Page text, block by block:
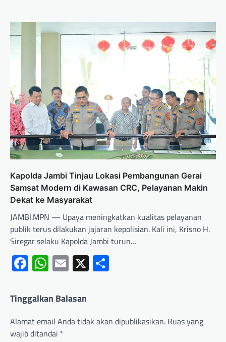
Kapolda Jambi Tinjau Lokasi Pembangunan Gerai
Samsat Modern di Kawasan CRC, Pelayanan Makin
Dekat ke Masyarakat
JAMBI.MPN — Upaya meningkatkan kualitas pelayanan
publik terus dilakukan jajaran kepolisian. Kali ini, Krisno H.
Siregar selaku Kapolda Jambi turun…
Facebook
WhatsApp
Email
X
Tinggalkan Balasan
Alamat email Anda tidak akan dipublikasikan. Ruas yang
wajib ditandai *